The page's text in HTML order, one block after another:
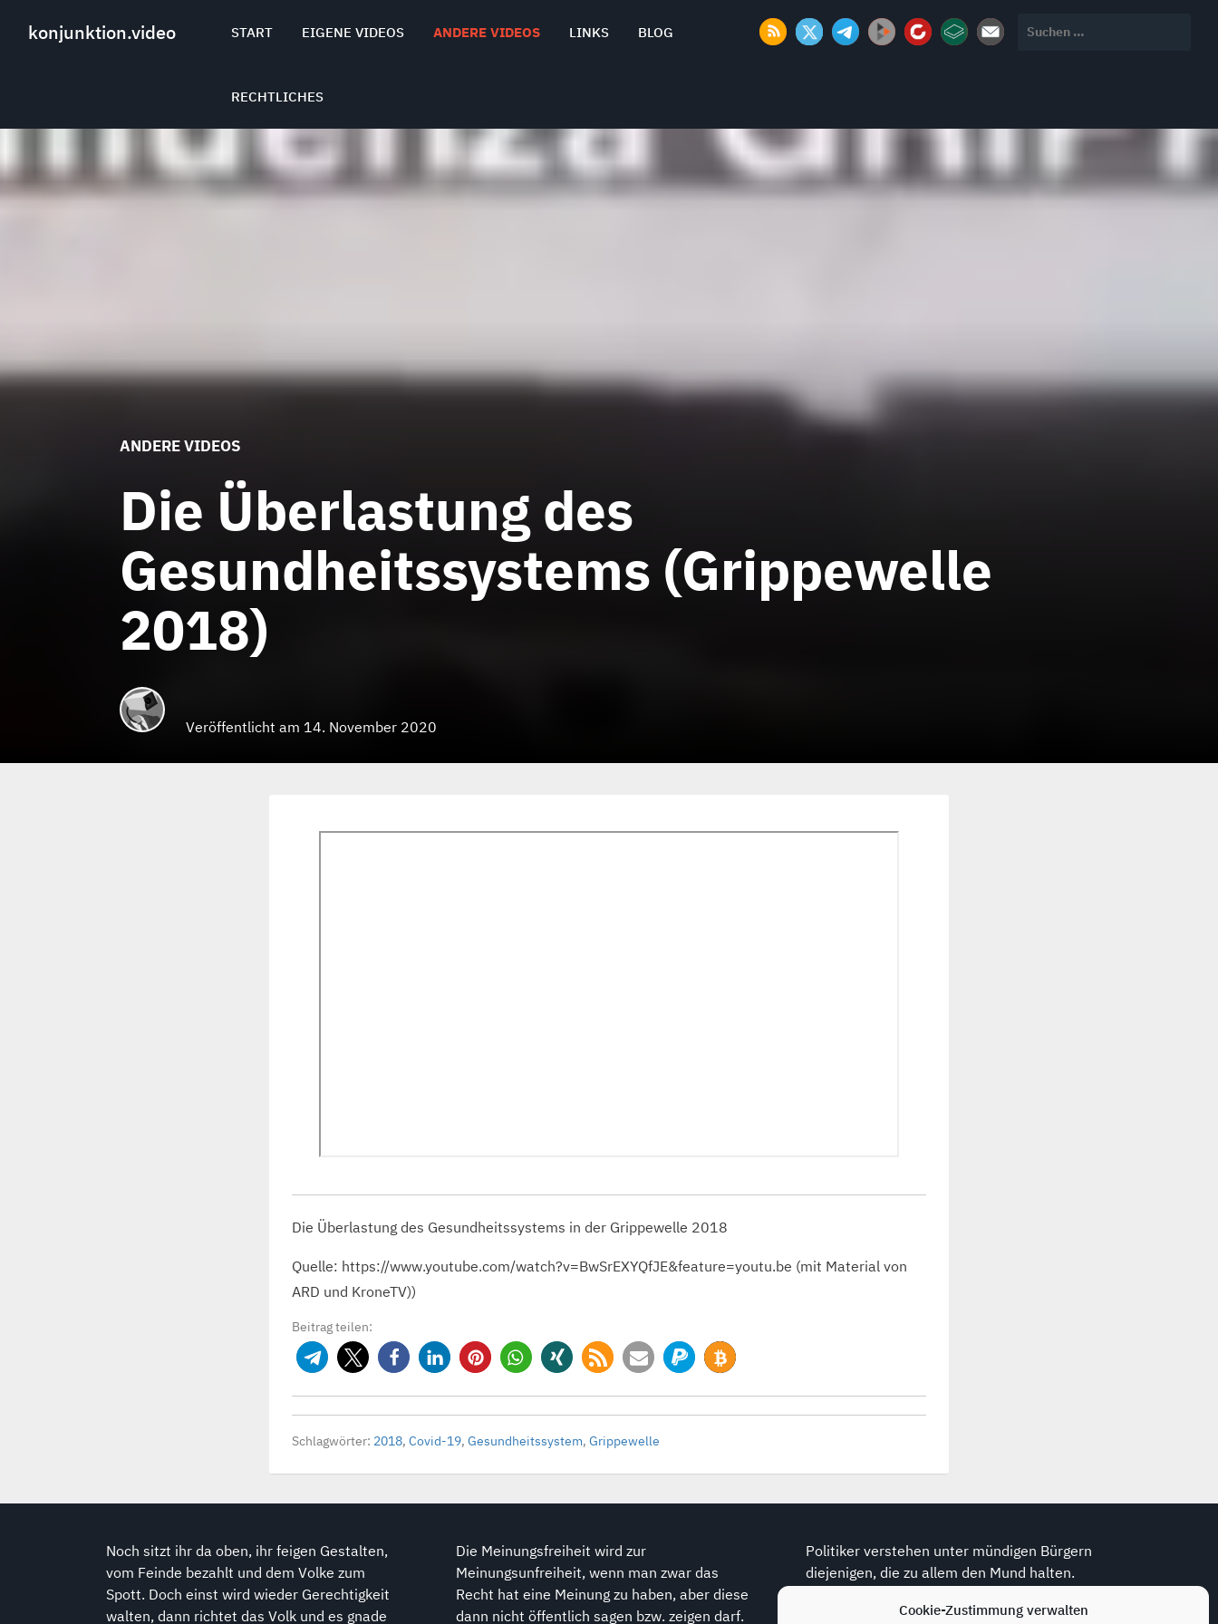
Cookie-Zustimmung verwalten
konjunktion.video START EIGENE VIDEOS ANDERE VIDEOS LINKS BLOG
RECHTLICHES
nach:
ANDERE VIDEOS
Die Überlastung des
Gesundheitssystems (Grippewelle
2018)
Veröffentlicht am 14. November 2020
Die Überlastung des Gesundheitssystems in der Grippewelle 2018
Quelle: https://www.youtube.com/watch?v=BwSrEXYQfJE&feature=youtu.be (mit Material von
ARD und KroneTV))
Beitrag teilen:
Schlagwörter: 2018, Covid-19, Gesundheitssystem, Grippewelle
Noch sitzt ihr da oben, ihr feigen Gestalten,
vom Feinde bezahlt und dem Volke zum
Spott. Doch einst wird wieder Gerechtigkeit
walten, dann richtet das Volk und es gnade
Die Meinungsfreiheit wird zur
Meinungsunfreiheit, wenn man zwar das
Recht hat eine Meinung zu haben, aber diese
dann nicht öffentlich sagen bzw. zeigen darf.
Politiker verstehen unter mündigen Bürgern
diejenigen, die zu allem den Mund halten.
(Wolfram Weidner, *1925, dt. Journalist)